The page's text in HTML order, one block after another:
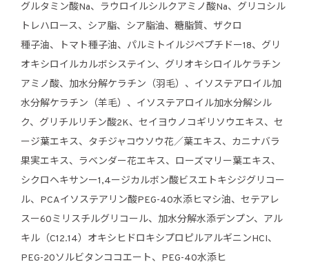
グルタミン酸Na、ラウロイルシルクアミノ酸Na、グリコシル
トレハロース、シア脂、シア脂油、糖脂質、ザクロ
種子油、トマト種子油、パルミトイルジペプチドー18、グリ
オキシロイルカルボシステイン、グリオキシロイルケラチン
アミノ酸、加水分解ケラチン（羽毛）、イソステアロイル加
水分解ケラチン（羊毛）、イソステアロイル加水分解シル
ク、グリチルリチン酸2K、セイヨウノコギリソウエキス、セ
ージ葉エキス、タチジャコウソウ花／葉エキス、カニナバラ
果実エキス、ラベンダー花エキス、ローズマリー葉エキス、
シクロヘキサンー1,4ージカルボン酸ビスエトキシジグリコー
ル、PCAイソステアリン酸PEG-40水添ヒマシ油、セテアレ
スー60ミリスチルグリコール、加水分解水添デンプン、アル
キル（C12.14）オキシヒドロキシプロピルアルギニンHCI、
PEG-20ソルビタンココエート、PEG-40水添ヒ